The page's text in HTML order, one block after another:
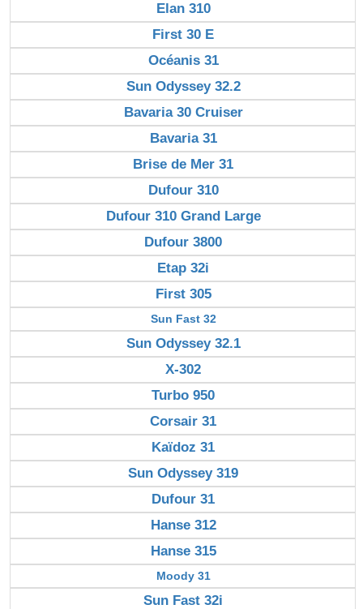
Elan 310
First 30 E
Océanis 31
Sun Odyssey 32.2
Bavaria 30 Cruiser
Bavaria 31
Brise de Mer 31
Dufour 310
Dufour 310 Grand Large
Dufour 3800
Etap 32i
First 305
Sun Fast 32
Sun Odyssey 32.1
X-302
Turbo 950
Corsair 31
Kaïdoz 31
Sun Odyssey 319
Dufour 31
Hanse 312
Hanse 315
Moody 31
Sun Fast 32i